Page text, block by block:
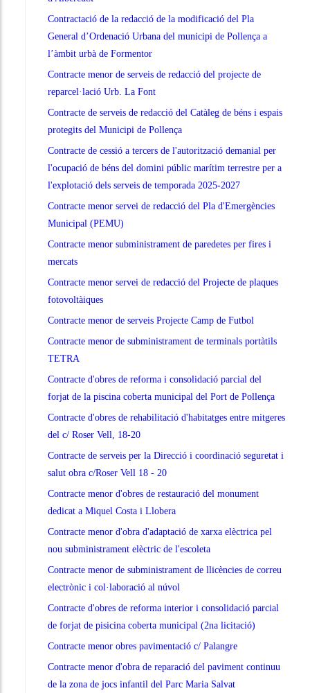
Contractació de la redacció de la modificació del Pla
General d’Ordenació Urbana del municipi de Pollença a
l’àmbit urbà de Formentor
Contracte menor de serveis de redacció del projecte de
reparcel·lació Urb. La Font
Contracte de serveis de redacció del Catàleg de béns i espais
protegits del Municipi de Pollença
Contracte de cessió a tercers de l'autorització demanial per
l'ocupació de béns del domini públic marítim terrestre per a
l'explotació dels serveis de temporada 2025-2027
Contracte menor servei de redacció del Pla d'Emergències
Municipal (PEMU)
Contracte menor subministrament de paredetes per fires i
mercats
Contracte menor servei de redacció del Projecte de plaques
fotovoltàiques
Contracte menor de serveis Projecte Camp de Futbol
Contracte menor de subministrament de terminals portàtils
TETRA
Contracte d'obres de reforma i consolidació parcial del
forjat de la piscina coberta municipal del Port de Pollença
Contracte d'obres de rehabilitació d'habitatges entre mitgeres
del c/ Roser Vell, 18-20
Contracte de serveis per la Direcció i coordinació seguretat i
salut obra c/Roser Vell 18 - 20
Contracte menor d'obres de restauració del monument
dedicat a Miquel Costa i Llobera
Contracte menor d'obra d'adaptació de xarxa elèctrica pel
nou subministrament elèctric de l'escoleta
Contracte menor de subministrament de llicències de correu
electrònic i col·laboració al núvol
Contracte d'obres de reforma interior i consolidació parcial
de forjat de pisicina coberta municipal (2na licitació)
Contracte menor obres pavimentació c/ Palangre
Contracte menor d'obra de reparació del paviment continuu
de la zona de jocs infantil del Parc Maria Salvat